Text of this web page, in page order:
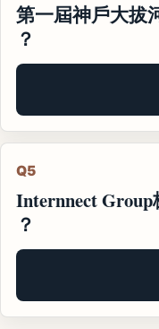
第一屆神戶大拔
？
Q5
Internnect
？